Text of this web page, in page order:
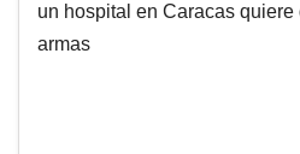
un hospital en Caracas
armas